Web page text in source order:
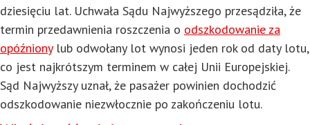
dziesięciu lat. Uchwała Sądu Najwyższego przesądziła, że
termin przedawnienia roszczenia o odszkodowanie za
opóźnionylub odwołany lot wynosi jeden rok od daty lotu,
co jest najkrótszym terminem w całej Unii Europejskiej.
Sąd Najwyższy uznał, że pasażer powinien dochodzić
odszkodowanie niezwłocznie po zakończeniu lotu.